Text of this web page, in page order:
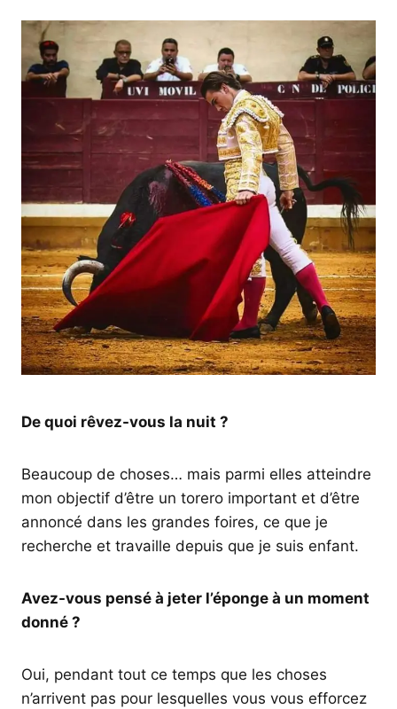
De quoi rêvez-vous la nuit ?
Beaucoup de choses… mais parmi elles atteindre
mon objectif d’être un torero important et d’être
annoncé dans les grandes foires, ce que je
recherche et travaille depuis que je suis enfant.
Avez-vous pensé à jeter l’éponge à un moment
donné ?
Oui, pendant tout ce temps que les choses
n’arrivent pas pour lesquelles vous vous efforcez